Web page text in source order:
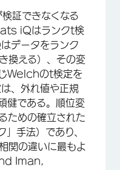
証できなくなる
iQはランクt検
データをランク
換える）、その変
Welchのt検定を
、外れ値や正規
健である。順位変
ための確立された
」手法）であり、
関の違いに最もよ
Iman,